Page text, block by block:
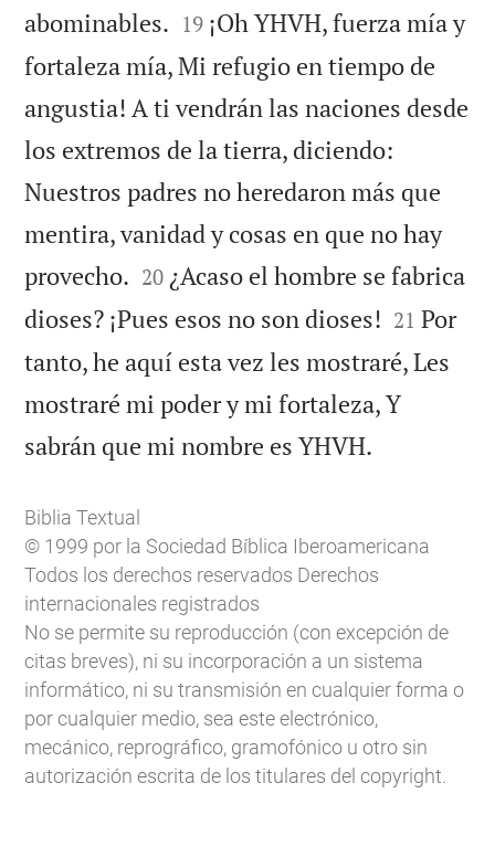
abominables. 

19 ¡Oh YHVH, fuerza mía y
fortaleza mía, Mi refugio en tiempo de
angustia! A ti vendrán las naciones desde
los extremos de la tierra, diciendo:
Nuestros padres no heredaron más que
mentira, vanidad y cosas en que no hay
provecho. 

20 ¿Acaso el hombre se fabrica
dioses? ¡Pues esos no son dioses! 

21 Por
tanto, he aquí esta vez les mostraré, Les
mostraré mi poder y mi fortaleza, Y
sabrán que mi nombre es YHVH.
Biblia Textual
© 1999 por la Sociedad Bíblica Iberoamericana
Todos los derechos reservados Derechos
internacionales registrados
No se permite su reproducción (con excepción de
citas breves), ni su incorporación a un sistema
informático, ni su transmisión en cualquier forma o
por cualquier medio, sea este electrónico,
mecánico, reprográfico, gramofónico u otro sin
autorización escrita de los titulares del copyright.